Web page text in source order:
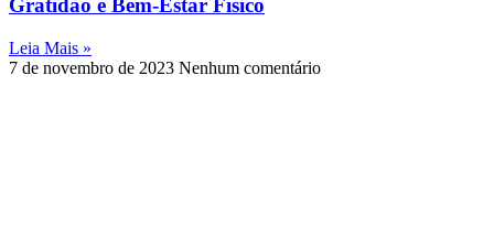
Gratidão e Bem-Estar Físico
Leia Mais »
7 de novembro de 2023 Nenhum comentário